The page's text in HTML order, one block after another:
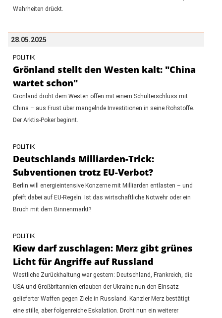
Wahrheiten drückt.
28.05.2025
POLITIK
Grönland stellt den Westen kalt: "China
wartet schon"
Grönland droht dem Westen offen mit einem Schulterschluss mit
China – aus Frust über mangelnde Investitionen in seine Rohstoffe.
Der Arktis-Poker beginnt.
POLITIK
Deutschlands Milliarden-Trick:
Subventionen trotz EU-Verbot?
Berlin will energieintensive Konzerne mit Milliarden entlasten – und
pfeift dabei auf EU-Regeln. Ist das wirtschaftliche Notwehr oder ein
Bruch mit dem Binnenmarkt?
POLITIK
Kiew darf zuschlagen: Merz gibt grünes
Licht für Angriffe auf Russland
Westliche Zurückhaltung war gestern: Deutschland, Frankreich, die
USA und Großbritannien erlauben der Ukraine nun den Einsatz
gelieferter Waffen gegen Ziele in Russland. Kanzler Merz bestätigt
eine stille, aber folgenreiche Eskalation. Droht nun ein weiterer